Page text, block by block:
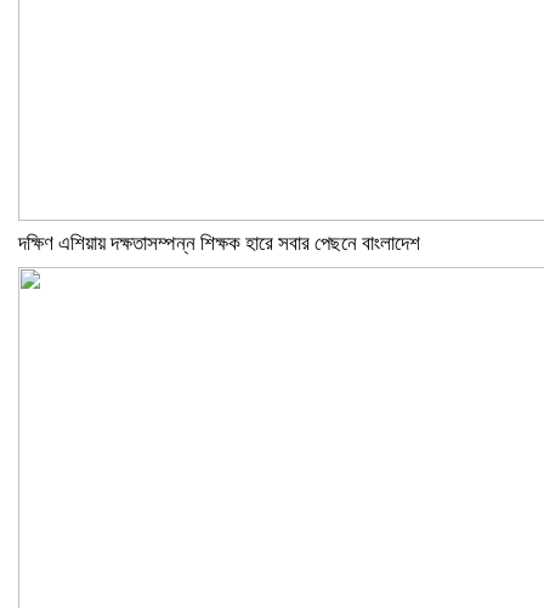
দক্ষিণ এশিয়ায় দক্ষতাসম্পন্ন শিক্ষক হারে সবার পেছনে বাংলাদেশ